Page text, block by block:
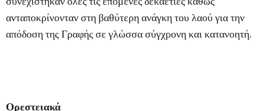
ανταποκρίνονταν στη βαθύτερη ανάγκη του λαού για την
απόδοση της Γραφής σε γλώσσα σύγχρονη και κατανοητή.
Ορεστειακά